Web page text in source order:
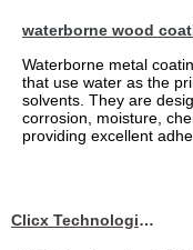
waterborne wood
Waterborne metal
that use water as the
solvents. They are
corrosion, moisture,
providing excellent
Clicx Technologies